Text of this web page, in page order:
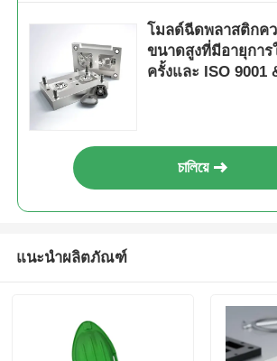
โมลด์ฉีดพลาสติกค
ขนาดสูงที่มีอายุการ
ครั้งและ ISO 9001
চালিয়ে
แนะนำผลิตภัณฑ์